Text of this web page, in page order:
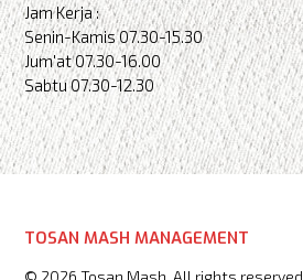
Jam Kerja :
Senin-Kamis 07.30-15.30
Jum'at 07.30-16.00
Sabtu 07.30-12.30
TOSAN MASH MANAGEMENT
© 2026 Tosan Mash. All rights reserved.